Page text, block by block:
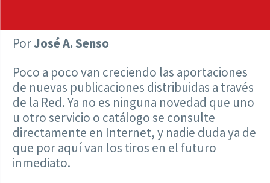
PorJosé A. Senso
Poco a poco van creciendo las aportaciones
de nuevas publicaciones distribuidas a través
de la Red. Ya no es ninguna novedad que uno
u otro servicio o catálogo se consulte
directamente en Internet, y nadie duda ya de
que por aquí van los tiros en el futuro
inmediato.